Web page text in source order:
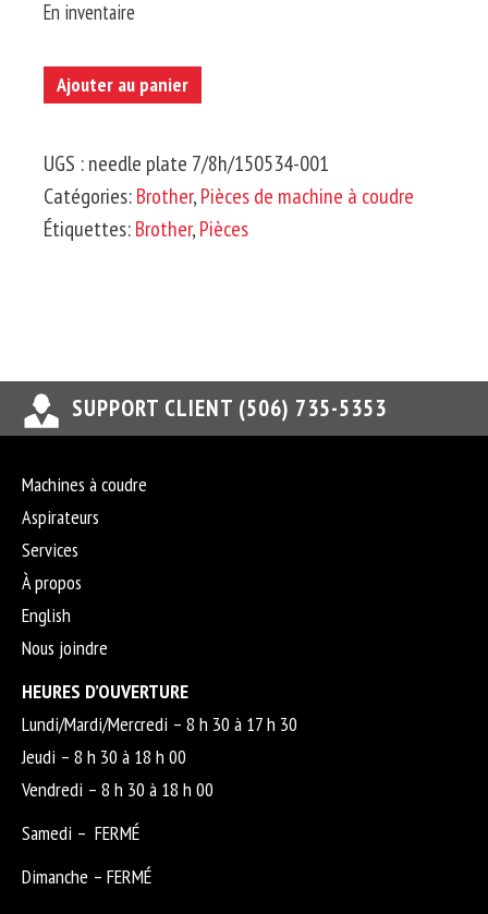
En inventaire
quantité
Plaque
D'aiguille
7/8'
Ajouter au panier
UGS :needle plate 7/8h/150534-001
Catégories:Brother,Pièces de machine à coudre
Étiquettes:Brother,Pièces
SUPPORT CLIENT (506) 735-5353
Machines à coudre
Aspirateurs
Services
À propos
English
Nous joindre
HEURES D’OUVERTURE
Lundi/Mardi/Mercredi – 8 h 30 à 17 h 30
Jeudi – 8 h 30 à 18 h 00
Vendredi – 8 h 30 à 18 h 00
Samedi – FERMÉ
Dimanche – FERMÉ